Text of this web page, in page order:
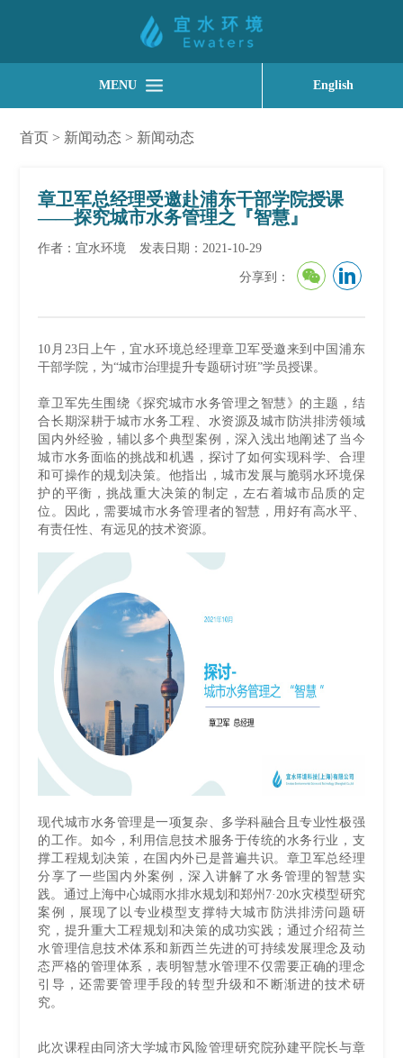
MENU English
首页 > 新闻动态 > 新闻动态
章卫军总经理受邀赴浦东干部学院授课
——探究城市水务管理之『智慧』
作者：宜水环境 发表日期：2021-10-29
分享到：
10月23日上午，宜水环境总经理章卫军受邀来到中国浦东
干部学院，为“城市治理提升专题研讨班”学员授课。
章卫军先生围绕《探究城市水务管理之智慧》的主题，结
合长期深耕于城市水务工程、水资源及城市防洪排涝领域
国内外经验，辅以多个典型案例，深入浅出地阐述了当今
城市水务面临的挑战和机遇，探讨了如何实现科学、合理
和可操作的规划决策。他指出，城市发展与脆弱水环境保
护的平衡，挑战重大决策的制定，左右着城市品质的定
位。因此，需要城市水务管理者的智慧，用好有高水平、
有责任性、有远见的技术资源。
现代城市水务管理是一项复杂、多学科融合且专业性极强
的工作。如今，利用信息技术服务于传统的水务行业，支
撑工程规划决策，在国内外已是普遍共识。章卫军总经理
分享了一些国内外案例，深入讲解了水务管理的智慧实
践。通过上海中心城雨水排水规划和郑州7·20水灾模型研究
案例，展现了以专业模型支撑特大城市防洪排涝问题研
究，提升重大工程规划和决策的成功实践；通过介绍荷兰
水管理信息技术体系和新西兰先进的可持续发展理念及动
态严格的管理体系，表明智慧水管理不仅需要正确的理念
引导，还需要管理手段的转型升级和不断渐进的技术研
究。
此次课程由同济大学城市风险管理研究院孙建平院长与章